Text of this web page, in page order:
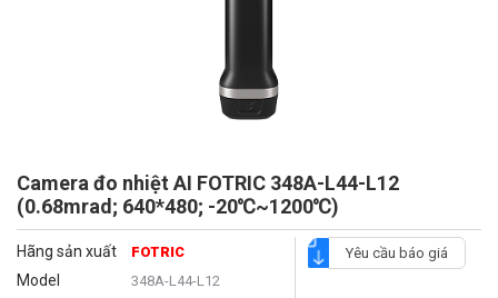
Camera đo nhiệt AI FOTRIC 348A-L44-L12
(0.68mrad; 640*480; -20℃~1200℃)
Hãng sản xuất FOTRIC
Model 348A-L44-L12
Yêu cầu báo giá